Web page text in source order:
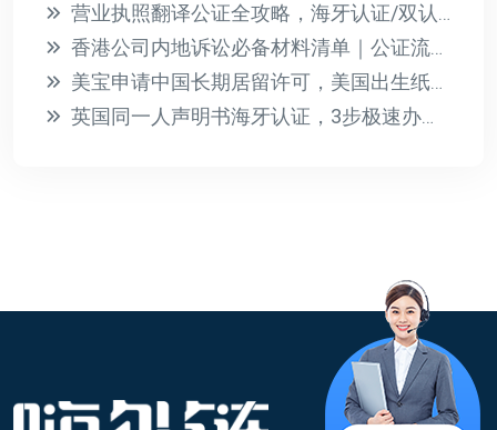
营业执照翻译公证全攻略，海牙认证/双认证一次讲透
香港公司内地诉讼必备材料清单｜公证流程详解
美宝申请中国长期居留许可，美国出生纸海牙认证全攻略
英国同一人声明书海牙认证，3步极速办理攻略